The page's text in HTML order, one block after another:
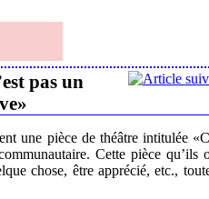
pas un
une pièce de théâtre intitulée
Cette pièce qu’ils
chose, être apprécié, etc.,